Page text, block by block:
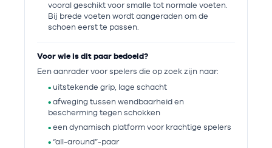
vooral geschikt voor smalle tot normale voeten.
Bij brede voeten wordt aangeraden om de
schoen eerst te passen.
Voor wie is dit paar bedoeld?
Een aanrader voor spelers die op zoek zijn naar:
• uitstekende grip, lage schacht
• afweging tussen wendbaarheid en
bescherming tegen schokken
• een dynamisch platform voor krachtige spelers
• “all-around”-paar